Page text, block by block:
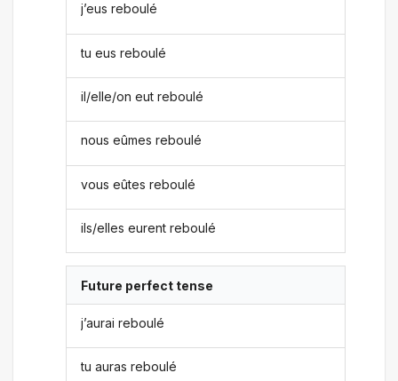
j’eus reboulé
tu eus reboulé
il/elle/on eut reboulé
nous eûmes reboulé
vous eûtes reboulé
ils/elles eurent reboulé
Future perfect tense
j’aurai reboulé
tu auras reboulé